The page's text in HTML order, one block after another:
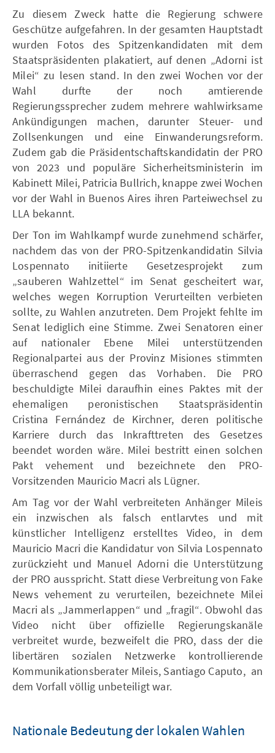
Zu diesem Zweck hatte die Regierung schwere
Geschütze aufgefahren. In der gesamten Hauptstadt
wurden Fotos des Spitzenkandidaten mit dem
Staatspräsidenten plakatiert, auf denen „Adorni ist
Milei“ zu lesen stand. In den zwei Wochen vor der
Wahl durfte der noch amtierende
Regierungssprecher zudem mehrere wahlwirksame
Ankündigungen machen, darunter Steuer- und
Zollsenkungen und eine Einwanderungsreform.
Zudem gab die Präsidentschaftskandidatin der PRO
von 2023 und populäre Sicherheitsministerin im
Kabinett Milei, Patricia Bullrich, knappe zwei Wochen
vor der Wahl in Buenos Aires ihren Parteiwechsel zu
LLA bekannt.
Der Ton im Wahlkampf wurde zunehmend schärfer,
nachdem das von der PRO-Spitzenkandidatin Silvia
Lospennato initiierte Gesetzesprojekt zum
„sauberen Wahlzettel“ im Senat gescheitert war,
welches wegen Korruption Verurteilten verbieten
sollte, zu Wahlen anzutreten. Dem Projekt fehlte im
Senat lediglich eine Stimme. Zwei Senatoren einer
auf nationaler Ebene Milei unterstützenden
Regionalpartei aus der Provinz Misiones stimmten
überraschend gegen das Vorhaben. Die PRO
beschuldigte Milei daraufhin eines Paktes mit der
ehemaligen peronistischen Staatspräsidentin
Cristina Fernández de Kirchner, deren politische
Karriere durch das Inkrafttreten des Gesetzes
beendet worden wäre. Milei bestritt einen solchen
Pakt vehement und bezeichnete den PRO-
Vorsitzenden Mauricio Macri als Lügner.
Am Tag vor der Wahl verbreiteten Anhänger Mileis
ein inzwischen als falsch entlarvtes und mit
künstlicher Intelligenz erstelltes Video, in dem
Mauricio Macri die Kandidatur von Silvia Lospennato
zurückzieht und Manuel Adorni die Unterstützung
der PRO ausspricht. Statt diese Verbreitung von Fake
News vehement zu verurteilen, bezeichnete Milei
Macri als „Jammerlappen“ und „fragil“. Obwohl das
Video nicht über offizielle Regierungskanäle
verbreitet wurde, bezweifelt die PRO, dass der die
libertären sozialen Netzwerke kontrollierende
Kommunikationsberater Mileis, Santiago Caputo, an
dem Vorfall völlig unbeteiligt war.
Nationale Bedeutung der lokalen Wahlen